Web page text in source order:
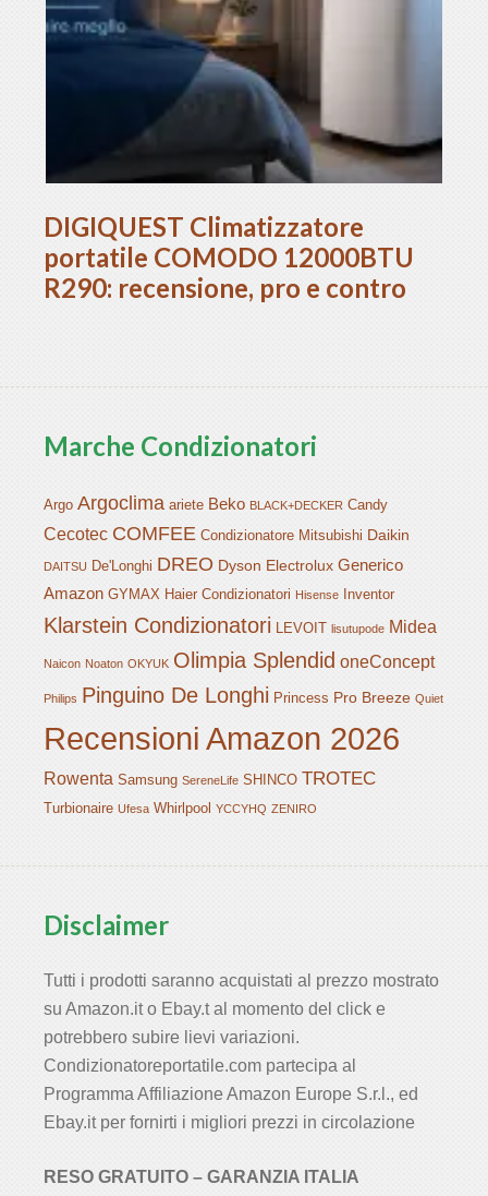
DIGIQUEST Climatizzatore
portatile COMODO 12000BTU
R290: recensione, pro e contro
Marche Condizionatori
Argo Argoclima ariete Beko BLACK+DECKER Candy
Cecotec COMFEE Condizionatore Mitsubishi Daikin
DAITSU De'Longhi DREO Dyson Electrolux Generico
Amazon GYMAX Haier Condizionatori Hisense Inventor
Klarstein Condizionatori LEVOIT lisutupode Midea
Naicon Noaton OKYUK Olimpia Splendid oneConcept
Philips Pinguino De Longhi Princess Pro Breeze Quiet
Recensioni Amazon 2026
Rowenta Samsung SereneLife SHINCO TROTEC
Turbionaire Ufesa Whirlpool YCCYHQ ZENIRO
Disclaimer
Tutti i prodotti saranno acquistati al prezzo mostrato
su Amazon.it o Ebay.t al momento del click e
potrebbero subire lievi variazioni.
Condizionatoreportatile.com partecipa al
Programma Affiliazione Amazon Europe S.r.l., ed
Ebay.it per fornirti i migliori prezzi in circolazione
RESO GRATUITO – GARANZIA ITALIA